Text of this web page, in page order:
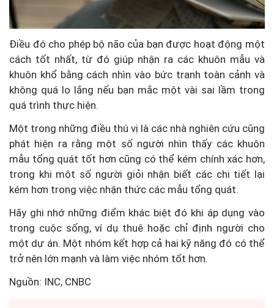
Điều đó cho phép bộ não của bạn được hoạt động một
cách tốt nhất, từ đó giúp nhận ra các khuôn mẫu và
khuôn khổ bằng cách nhìn vào bức tranh toàn cảnh và
không quá lo lắng nếu bạn mắc một vài sai lầm trong
quá trình thực hiện.
Một trong những điều thú vị là các nhà nghiên cứu cũng
phát hiện ra rằng một số người nhìn thấy các khuôn
mẫu tổng quát tốt hơn cũng có thể kém chính xác hơn,
trong khi một số người giỏi nhận biết các chi tiết lại
kém hơn trong việc nhận thức các mẫu tổng quát.
Hãy ghi nhớ những điểm khác biệt đó khi áp dụng vào
trong cuộc sống, ví dụ thuê hoặc chỉ định người cho
một dự án. Một nhóm kết hợp cả hai kỹ năng đó có thể
trở nên lớn mạnh và làm việc nhóm tốt hơn.
Nguồn: INC, CNBC